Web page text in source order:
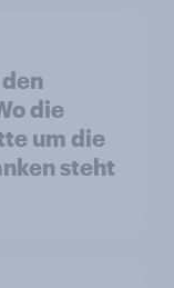
die
um die
steht